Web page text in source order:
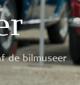
de bilmuseer